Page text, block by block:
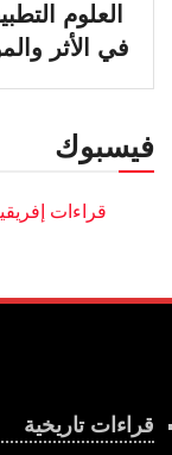
العلوم
في الأثر
فيسبوك
قراءات تاريخية